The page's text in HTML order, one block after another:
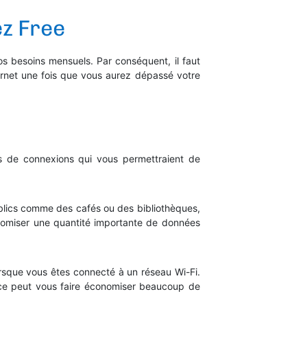
Free
besoins mensuels. Par conséquent, il faut
une fois que vous aurez dépassé votre
connexions qui vous permettraient de
comme des cafés ou des bibliothèques,
une quantité importante de données
vous êtes connecté à un réseau Wi-Fi.
peut vous faire économiser beaucoup de